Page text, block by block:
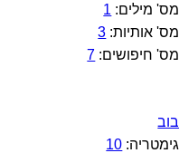
מס' מילים: 1
מס' אותיות: 3
מס' חיפושים: 7
בוב
גימטריה: 10